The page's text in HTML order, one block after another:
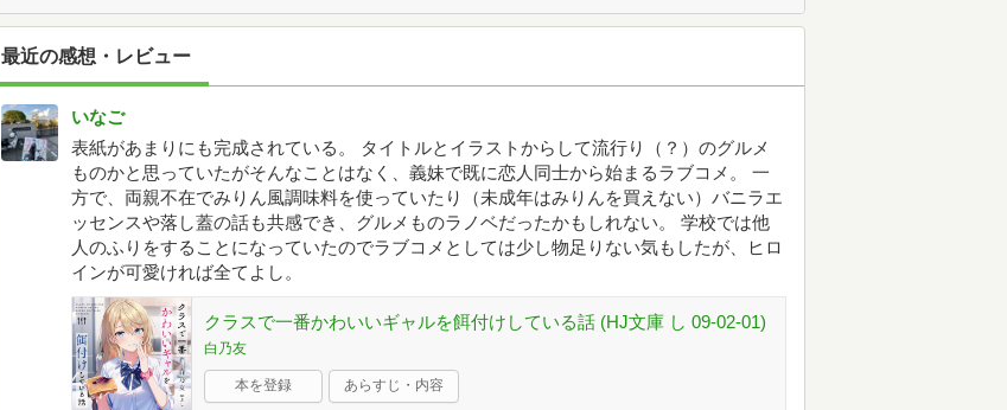
最近の感想・レビュー
いなご
表紙があまりにも完成されている。 タイトルとイラストからして流行り（？）のグルメ
ものかと思っていたがそんなことはなく、義妹で既に恋人同士から始まるラブコメ。 一
方で、両親不在でみりん風調味料を使っていたり（未成年はみりんを買えない）バニラエ
ッセンスや落し蓋の話も共感でき、グルメものラノベだったかもしれない。 学校では他
人のふりをすることになっていたのでラブコメとしては少し物足りない気もしたが、ヒロ
インが可愛ければ全てよし。
クラスで一番かわいいギャルを餌付けしている話 (HJ文庫 し 09-02-01)
白乃友
本を登録 あらすじ・内容